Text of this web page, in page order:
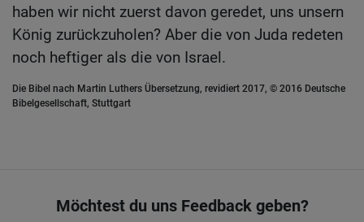
haben wir nicht zuerst davon geredet, uns unsern
König zurückzuholen? Aber die von Juda redeten
noch heftiger als die von Israel.
Die Bibel nach Martin Luthers Übersetzung, revidiert 2017, © 2016 Deutsche
Bibelgesellschaft, Stuttgart
Möchtest du uns Feedback geben?